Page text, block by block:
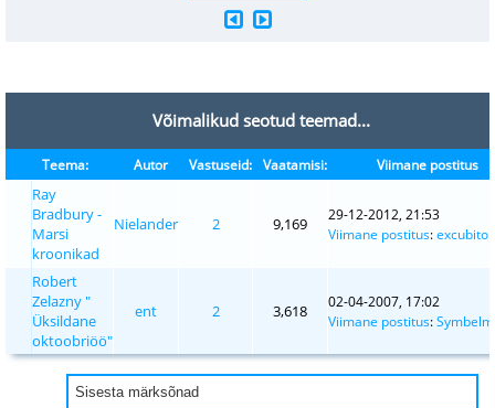
Võimalikud seotud teemad...
Teema: Autor Vastuseid: Vaatamisi: Viimane postitus
Ray
Bradbury -
Marsi
kroonikad
Nielander 2 9,169
29-12-2012, 21:53
Viimane postitus:
Robert
Zelazny "
Üksildane
oktoobriöö"
ent 2 3,618
02-04-2007, 17:02
Viimane postitus: